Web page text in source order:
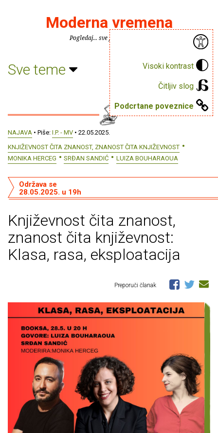
Visoki kontrast
Čitljiv slog
Podcrtane poveznice
Moderna vremena
Pogledaj... sve je puno knjiga.
Sve teme
NAJAVA • Piše: I.P. - MV • 22.05.2025.
KNJIŽEVNOST ČITA ZNANOST, ZNANOST ČITA KNJIŽEVNOST
MONIKA HERCEG
SRĐAN SANDIĆ LUIZA BOUHARAOUA
Književnost čita znanost,
znanost čita književnost:
Klasa, rasa, eksploatacija
Održava se
28.05.2025. u 19h
Preporuči članak